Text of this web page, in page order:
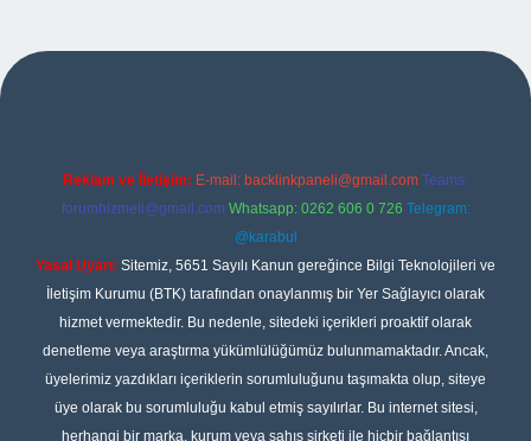
Reklam ve İletişim: E-mail: backlinkpaneli@gmail.com Teams:
forumhizmeti@gmail.com Whatsapp: 0262 606 0 726 Telegram:
@karabul
Yasal Uyarı: Sitemiz, 5651 Sayılı Kanun gereğince Bilgi Teknolojileri ve
İletişim Kurumu (BTK) tarafından onaylanmış bir Yer Sağlayıcı olarak
hizmet vermektedir. Bu nedenle, sitedeki içerikleri proaktif olarak
denetleme veya araştırma yükümlülüğümüz bulunmamaktadır. Ancak,
üyelerimiz yazdıkları içeriklerin sorumluluğunu taşımakta olup, siteye
üye olarak bu sorumluluğu kabul etmiş sayılırlar. Bu internet sitesi,
herhangi bir marka, kurum veya şahıs şirketi ile hiçbir bağlantısı